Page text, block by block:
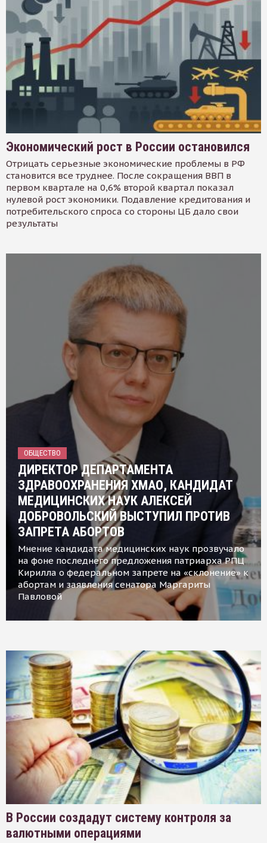
Экономический рост в России остановился
Отрицать серьезные экономические проблемы в РФ
становится все труднее. После сокращения ВВП в
первом квартале на 0,6% второй квартал показал
нулевой рост экономики. Подавление кредитования и
потребительского спроса со стороны ЦБ дало свои
результаты
ОБЩЕСТВО
ДИРЕКТОР ДЕПАРТАМЕНТА
ЗДРАВООХРАНЕНИЯ ХМАО, КАНДИДАТ
МЕДИЦИНСКИХ НАУК АЛЕКСЕЙ
ДОБРОВОЛЬСКИЙ ВЫСТУПИЛ ПРОТИВ
ЗАПРЕТА АБОРТОВ
Мнение кандидата медицинских наук прозвучало
на фоне последнего предложения патриарха РПЦ
Кирилла о федеральном запрете на «склонение» к
абортам и заявления сенатора Маргариты
Павловой
В России создадут систему контроля за
валютными операциями